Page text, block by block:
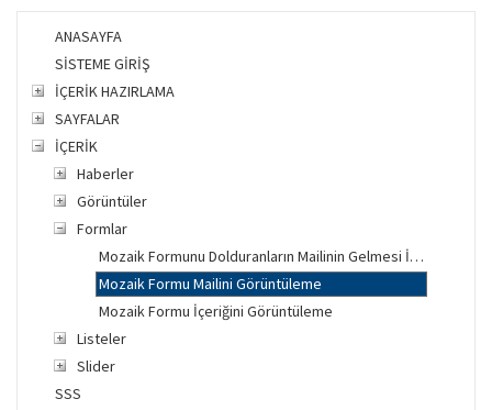
ANASAYFA
SİSTEME GİRİŞ
İÇERİK HAZIRLAMA
SAYFALAR
İÇERİK
Haberler
Görüntüler
Formlar
Mozaik Formunu Dolduranların Mailinin Gelmesi İçin Yapılması Gerekenler
Mozaik Formu Mailini Görüntüleme
Mozaik Formu İçeriğini Görüntüleme
Listeler
Slider
SSS